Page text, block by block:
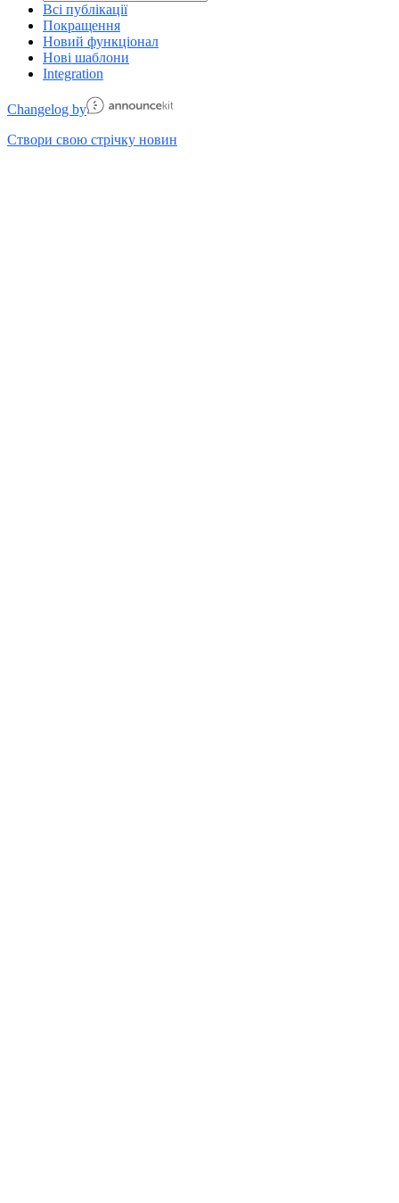
Всі публікації
Покращення
Новий функціонал
Нові шаблони
Integration
Changelog by
Створи свою стрічку новин